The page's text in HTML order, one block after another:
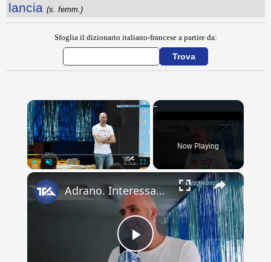
lancia (s. femm.)
Sfoglia il dizionario italiano-francese a partire da:
×
Now Playing
×
Play
Adrano. Interessante incontro al liceo “Verga” con il prof. Fabio Gamberini. Studenti del Linguistic